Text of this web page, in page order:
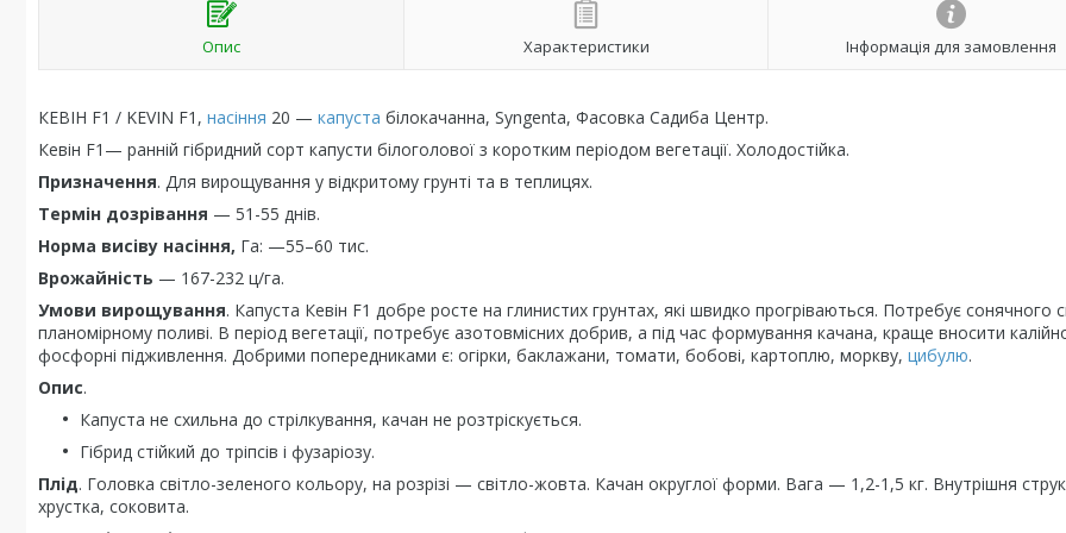
Опис Характеристики Інформація для замовлення
КЕВІН F1 / KEVIN F1, насіння 20 — капуста білокачанна, Syngenta, Фасовка Садиба Центр.
Кевін F1— ранній гібридний сорт капусти білоголової з коротким періодом вегетації. Холодостійка.
Призначення. Для вирощування у відкритому грунті та в теплицях.
Термін дозрівання — 51-55 днів.
Норма висіву насіння, Га: —55–60 тис.
Врожайність — 167-232 ц/га.
Умови вирощування. Капуста Кевін F1 добре росте на глинистих грунтах, які швидко прогріваються. Потребує сонячного
планомірному поливі. В період вегетації, потребує азотовмісних добрив, а під час формування качана, краще вносити
фосфорні підживлення. Добрими попередниками є: огірки, баклажани, томати, бобові, картоплю, моркву, цибулю.
Опис.
Капуста не схильна до стрілкування, качан не розтріскується.
Гібрид стійкий до тріпсів і фузаріозу.
Плід. Головка світло-зеленого кольору, на розрізі — світло-жовта. Качан округлої форми. Вага — 1,2-1,5 кг. Внутрішня
хрустка, соковита.